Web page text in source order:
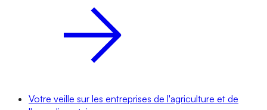
Votre veille sur les entreprises de l'agriculture et de